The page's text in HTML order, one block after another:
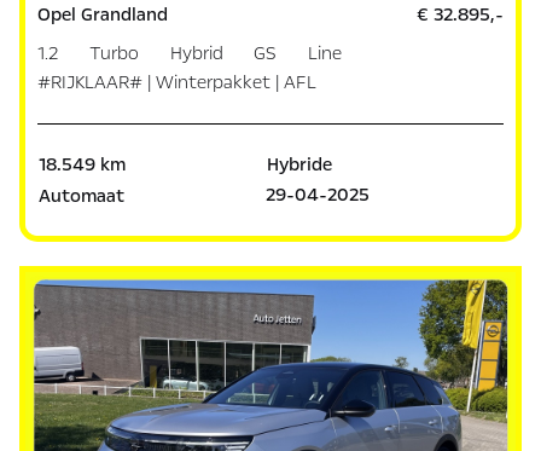
Opel Grandland
1.2 Turbo Hybrid GS Line
#RIJKLAAR# | Winterpakket | AFL
€ 32.895,-
18.549 km
Hybride
Automaat
29-04-2025